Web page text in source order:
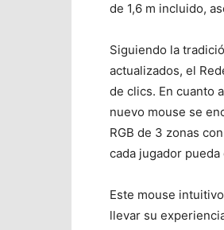
de 1,6 m incluido,
Siguiendo la
actualizados, el
de clics. En cuanto
nuevo mouse se
RGB de 3 zonas
cada jugador
Este mouse
llevar su